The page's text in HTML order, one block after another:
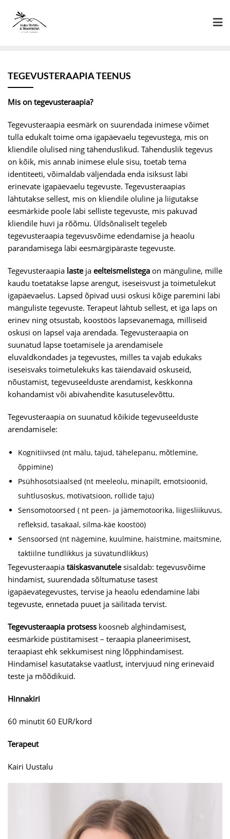
content
TEGEVUSTERAAPIA TEENUS
Mis on tegevusteraapia?
Tegevusteraapia eesmärk on suurendada inimese võimet
tulla edukalt toime oma igapäevaelu tegevustega, mis on
kliendile olulised ning tähenduslikud. Tähenduslik tegevus
on kõik, mis annab inimese elule sisu, toetab tema
identiteeti, võimaldab väljendada enda isiksust läbi
erinevate igapäevaelu tegevuste. Tegevusteraapias
lähtutakse sellest, mis on kliendile oluline ja liigutakse
eesmärkide poole läbi selliste tegevuste, mis pakuvad
kliendile huvi ja rõõmu. Üldsõnaliselt tegeleb
tegevusteraapia tegevusvõime edendamise ja heaolu
parandamisega läbi eesmärgipäraste tegevuste.
Tegevusteraapia lasteja eelteismelistega on mänguline, mille
kaudu toetatakse lapse arengut, iseseisvust ja toimetulekut
igapäevaelus. Lapsed õpivad uusi oskusi kõige paremini läbi
mänguliste tegevuste. Terapeut lähtub sellest, et iga laps on
erinev ning otsustab, koostöös lapsevanemaga, milliseid
oskusi on lapsel vaja arendada. Tegevusteraapia on
suunatud lapse toetamisele ja arendamisele
eluvaldkondades ja tegevustes, milles ta vajab edukaks
iseseisvaks toimetulekuks kas täiendavaid oskuseid,
nõustamist, tegevuseelduste arendamist, keskkonna
kohandamist või abivahendite kasutuselevõttu.
Tegevusteraapia on suunatud kõikide tegevuseelduste
arendamisele:
Kognitiivsed (nt mälu, tajud, tähelepanu, mõtlemine,
õppimine)
Psühhosotsiaalsed (nt meeleolu, minapilt, emotsioonid,
suhtlusoskus, motivatsioon, rollide taju)
Sensomotoorsed ( nt peen- ja jämemotoorika, liigesliikuvus,
refleksid, tasakaal, silma-käe koostöö)
Sensoorsed (nt nägemine, kuulmine, haistmine, maitsmine,
taktiilne tundlikkus ja süvatundlikkus)
Tegevusteraapia täiskasvanutelesisaldab: tegevusvõime
hindamist, suurendada sõltumatuse tasest
igapäevategevustes, tervise ja heaolu edendamine läbi
tegevuste, ennetada puuet ja säilitada tervist.
Tegevusteraapia protsess koosneb alghindamisest,
eesmärkide püstitamisest – teraapia planeerimisest,
teraapiast ehk sekkumisest ning lõpphindamisest.
Hindamisel kasutatakse vaatlust, intervjuud ning erinevaid
teste ja mõõdikuid.
Hinnakiri
60 minutit 60 EUR/kord
Terapeut
Kairi Uustalu